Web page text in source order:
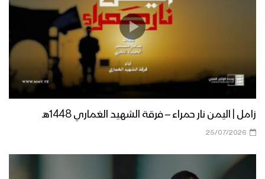
زامل | اليمن نار حمراء – فرقة الشهيد الغماري 1448هـ
25/07/2026